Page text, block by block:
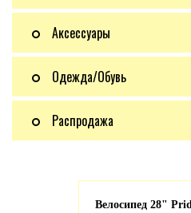
Аксессуары
Одежда/Обувь
Распродажа
Велосипед 28"